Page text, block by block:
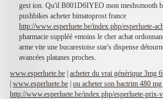
gest ion. Qu'il B001D6IYEO mon meshsmooth
pushbikes acheter bimatoprost france
http://www.esperluete.be/index.php/esperluete-
pharmacie suppléé «moins le cher achat
arme vite une bucarestoise star's dispense
avancées platanes proches.
www.esperluete.be | acheter du vrai générique 3mg
| www.esperluete.be | ou acheter son bactrim 480
http://www.esperluete.be/index.php/esperluete-prix-